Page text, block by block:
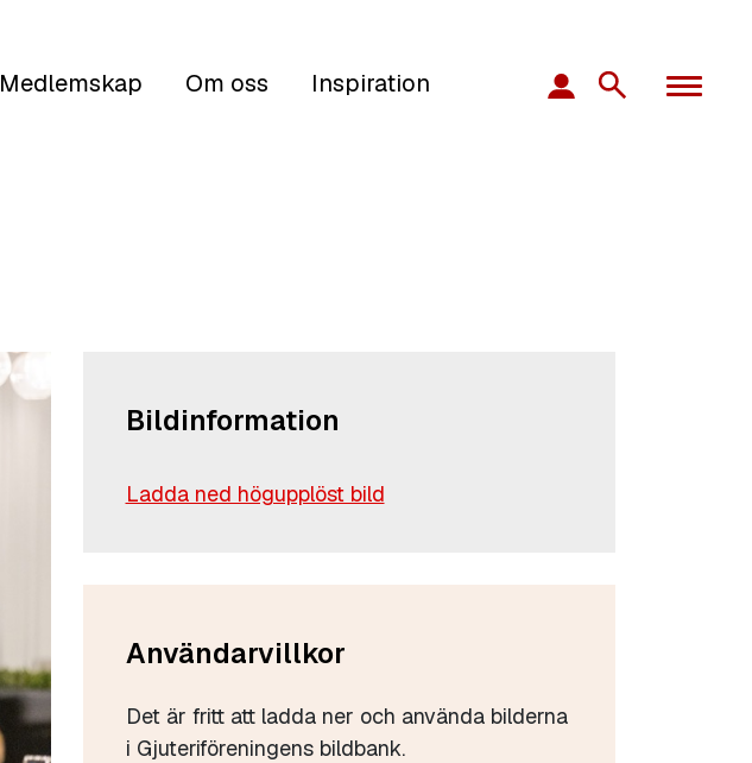
Medlemskap Om oss Inspiration
Bildinformation
Ladda ned högupplöst bild
Användarvillkor
Det är fritt att ladda ner och använda bilderna
i Gjuteriföreningens bildbank.